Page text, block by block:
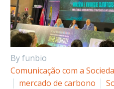
By funbio
Comunicação com a
mercado de carbono